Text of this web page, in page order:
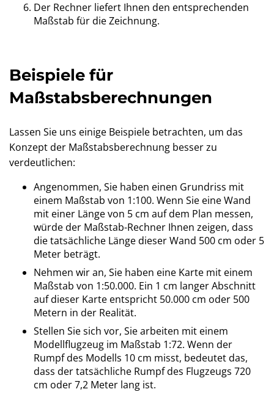
Der Rechner liefert Ihnen den entsprechenden
Maßstab für die Zeichnung.
Beispiele für
Maßstabsberechnungen
Lassen Sie uns einige Beispiele betrachten, um das
Konzept der Maßstabsberechnung besser zu
verdeutlichen:
Angenommen, Sie haben einen Grundriss mit
einem Maßstab von 1:100. Wenn Sie eine Wand
mit einer Länge von 5 cm auf dem Plan messen,
würde der Maßstab-Rechner Ihnen zeigen, dass
die tatsächliche Länge dieser Wand 500 cm oder 5
Meter beträgt.
Nehmen wir an, Sie haben eine Karte mit einem
Maßstab von 1:50.000. Ein 1 cm langer Abschnitt
auf dieser Karte entspricht 50.000 cm oder 500
Metern in der Realität.
Stellen Sie sich vor, Sie arbeiten mit einem
Modellflugzeug im Maßstab 1:72. Wenn der
Rumpf des Modells 10 cm misst, bedeutet das,
dass der tatsächliche Rumpf des Flugzeugs 720
cm oder 7,2 Meter lang ist.